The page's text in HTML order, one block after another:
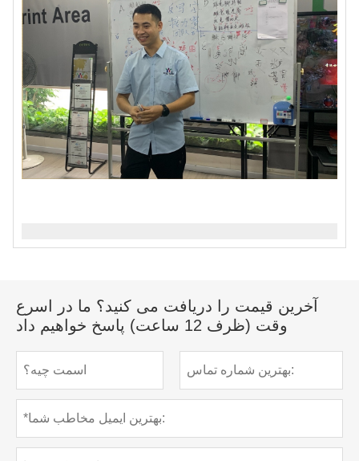
آخرین قیمت را دریافت می کنید؟ ما در اسرع
وقت (ظرف 12 ساعت) پاسخ خواهیم داد